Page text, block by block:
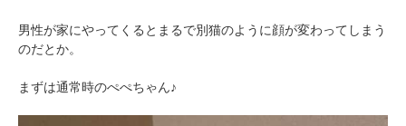
男性が家にやってくるとまるで別猫のように顔が変わってしまう
のだとか。
まずは通常時のぺぺちゃん♪